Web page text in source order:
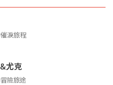
淚旅程
尤克
險旅途